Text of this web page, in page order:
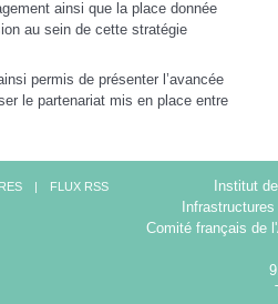
ainsi que la place donnée
au sein de cette stratégie
permis de présenter l’avancée
le partenariat mis en place entre
FLUX RSS
Institut
Comité français de